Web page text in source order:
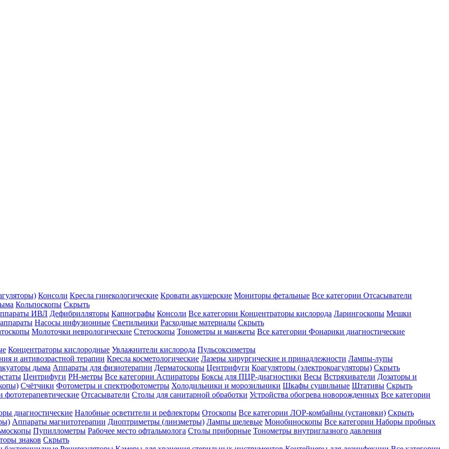
Консоли Кресла гинекологические Кровати акушерские Мониторы фетальные Все категории Отсасыватели
Кольпоскопы Скрыть
ИВЛ Дефибрилляторы Капнографы Консоли Все категории Концентраторы кислорода Ларингоскопы Мешки
Насосы инфузионные Светильники Расходные материалы Скрыть
Молоточки неврологические Стетоскопы Тонометры и манжеты Все категории Фонарики диагностические
Концентраторы кислородные Увлажнители кислорода Пульсоксиметры
и антивозрастной терапии Кресла косметологические Лазеры хирургические и принадлежности Лампы-лупы
дыма Аппараты для физиотерапии Дерматоскопы Центрифуги Коагуляторы (электрокоагуляторы) Скрыть
Центрифуги PH-метры Все категории Аспираторы Боксы для ПЦР-диагностики Весы Встряхиватели Дозаторы и
Счётчики Фотометры и спектрофотометры Холодильники и морозильники Шкафы сушильные Штативы Скрыть
фототерапевтические Отсасыватели Столы для санитарной обработки Устройства обогрева новорожденных Все категории
диагностические Налобные осветители и рефлекторы Отоскопы Все категории ЛОР-комбайны (установки) Скрыть
Аппараты магнитотерапии Диоптриметры (линзметры) Лампы щелевые Монобиноскопы Все категории Наборы пробных
Пупиллометры Рабочее место офтальмолога Столы приборные Тонометры внутриглазного давления
знаков Скрыть